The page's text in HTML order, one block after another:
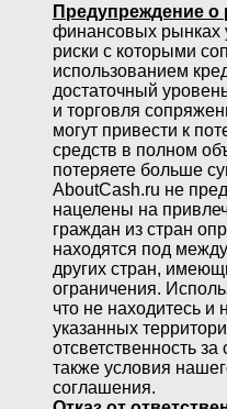
Предупреждение о
финансовых рынках
риски с которыми
использованием
достаточный
и торговля
могут привести к
средств в полном
потеряете больше
AboutCash.ru не
нацелены на
граждан из стран
находятся под
других стран,
ограничения.
что не находитесь и
указанных
отсветственность
также условия
соглашения.